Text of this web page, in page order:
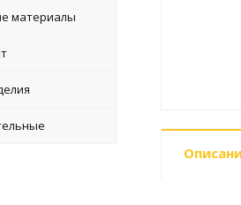
материалы